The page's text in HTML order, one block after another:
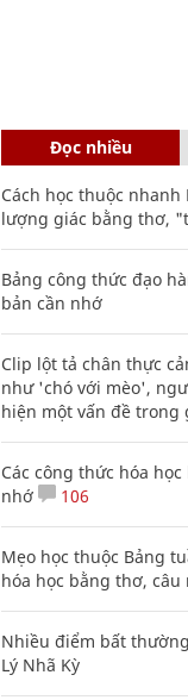
Đọc nhiều
Cách học thuộc nhanh
lượng giác bằng thơ,
Bảng công thức đạo
bản cần nhớ
Clip lột tả chân thực
như 'chó với mèo',
hiện một vấn đề trong
Các công thức hóa
nhớ
106
Mẹo học thuộc Bảng
hóa học bằng thơ, câu
Nhiều điểm bất
Lý Nhã Kỳ